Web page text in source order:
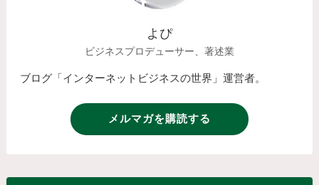
よぴ
ビジネスプロデューサー、著述業
ブログ「インターネットビジネスの世界」運営者。
メルマガを購読する